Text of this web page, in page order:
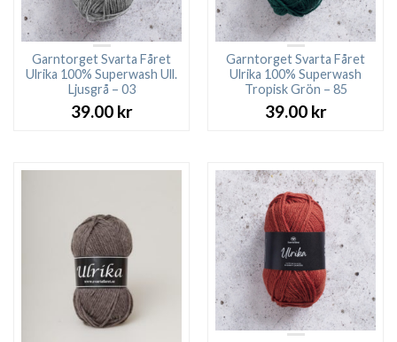
Garntorget Svarta Fåret
Ulrika 100% Superwash Ull.
Ljusgrå – 03
39.00 kr
Garntorget Svarta Fåret
Ulrika 100% Superwash
Tropisk Grön – 85
39.00 kr